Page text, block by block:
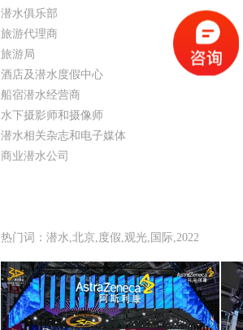
潜水俱乐部
旅游代理商
旅游局
酒店及潜水度假中心
船宿潜水经营商
水下摄影师和摄像师
潜水相关杂志和电子媒体
商业潜水公司
热门词：潜水,北京,度假,观光,国际,2022